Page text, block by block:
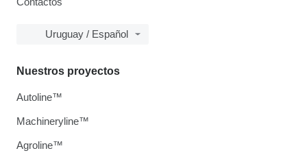
Uruguay / Español
Nuestros proyectos
Autoline™
Machineryline™
Agroline™